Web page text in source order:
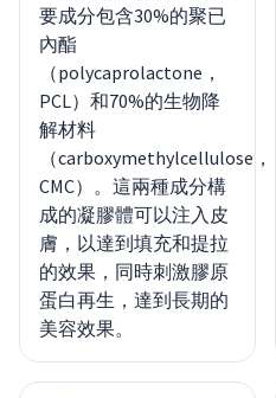
要成分包含30%的聚已
內酯
（polycaprolactone，
PCL）和70%的生物降
解材料
（carboxymethylcellulose，
CMC）。這兩種成分構
成的凝膠體可以注入皮
膚，以達到填充和提拉
的效果，同時刺激膠原
蛋白再生，達到長期的
美容效果。